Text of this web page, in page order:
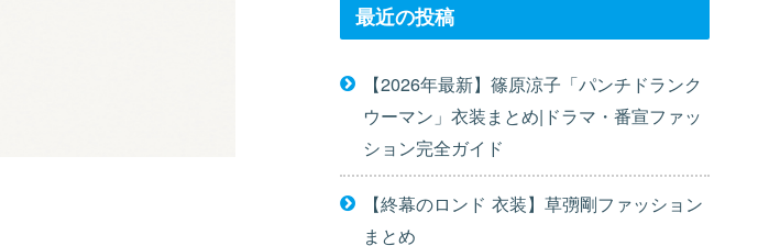
最近の投稿
【2026年最新】篠原涼子「パンチドランク
ウーマン」衣装まとめ|ドラマ・番宣ファッ
ション完全ガイド
【終幕のロンド 衣装】草彅剛ファッション
まとめ